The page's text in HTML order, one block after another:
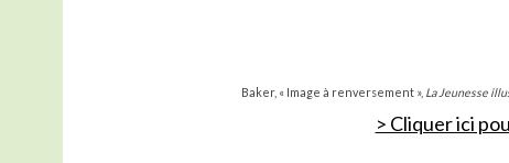
Baker, « Image à renversement », La Jeunesse
> Cliquer ici